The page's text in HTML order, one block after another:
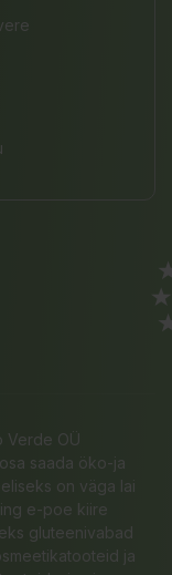
Verde OÜ
saada öko-ja
on väga lai
e-poe kiire
gluteenivabad
ja